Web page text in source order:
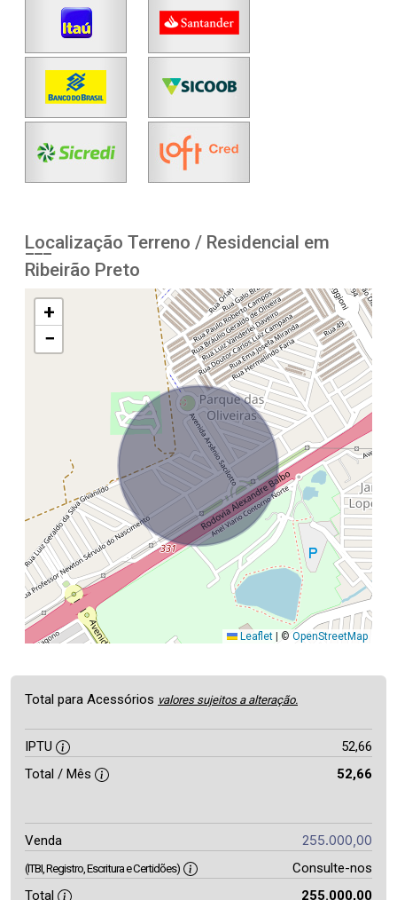
Localização Terreno / Residencial em
Ribeirão Preto
+
−
Leaflet | © OpenStreetMap
Total para Acessórios valores sujeitos a alteração.
IPTU
52,66
Total / Mês
52,66
Venda 255.000,00
(ITBI, Registro, Escritura e Certidões)
Consulte-nos
Total
255.000,00